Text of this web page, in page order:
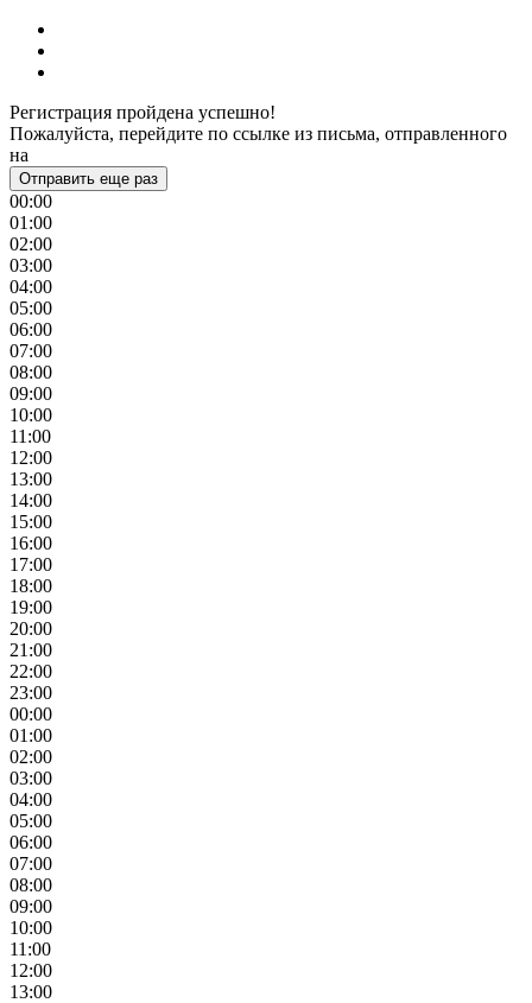
Регистрация пройдена успешно!
Пожалуйста, перейдите по ссылке из письма, отправленного
на
Отправить еще раз
00:00
01:00
02:00
03:00
04:00
05:00
06:00
07:00
08:00
09:00
10:00
11:00
12:00
13:00
14:00
15:00
16:00
17:00
18:00
19:00
20:00
21:00
22:00
23:00
00:00
01:00
02:00
03:00
04:00
05:00
06:00
07:00
08:00
09:00
10:00
11:00
12:00
13:00